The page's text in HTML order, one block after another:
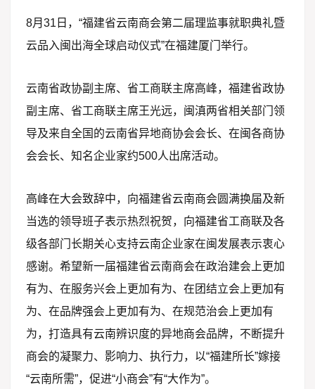
8月31日，“福建省云南商会第二届理监事就职典礼暨
云品入闽出海全球启动仪式”在福建厦门举行。
云南省政协副主席、省工商联主席高峰，福建省政协
副主席、省工商联主席王光远，闽滇两省相关部门领
导及来自全国的云南省异地商协会会长、在闽各商协
会会长、知名企业家约500人出席活动。
高峰在大会致辞中，向福建省云南商会圆满换届及新
当选的领导班子表示热烈祝贺，向福建省工商联及各
级各部门长期关心支持云南企业家在闽发展表示衷心
感谢。希望新一届福建省云南商会在政治建会上更加
有为、在服务兴会上更加有为、在团结立会上更加有
为、在品牌强会上更加有为、在规范治会上更加有
为，打造具有云南辨识度的异地商会品牌，不断提升
商会的凝聚力、影响力、执行力，以“福建所长”嫁接
“云南所需”，促进“小商会”有“大作为”。